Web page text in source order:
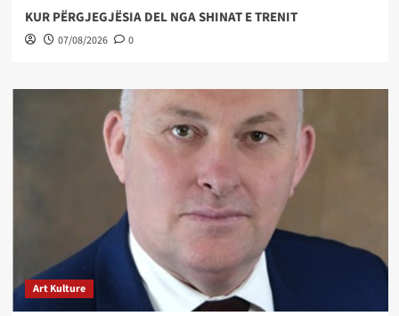
KUR PËRGJEGJËSIA DEL NGA SHINAT E TRENIT
07/08/2026 0
Art Kulture